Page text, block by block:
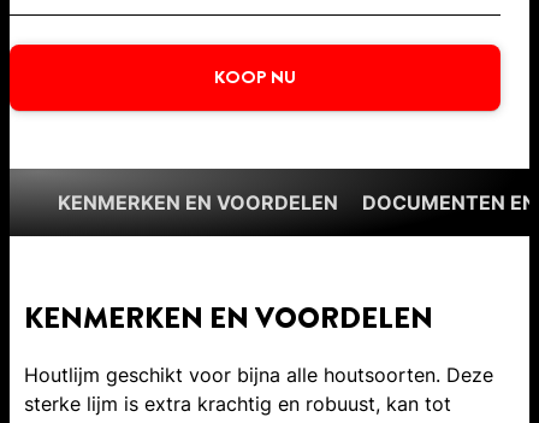
KOOP NU
KENMERKEN EN VOORDELEN DOCUMENTEN
KENMERKEN EN VOORDELEN
Houtlijm geschikt voor bijna alle houtsoorten. Deze
sterke lijm is extra krachtig en robuust, kan tot